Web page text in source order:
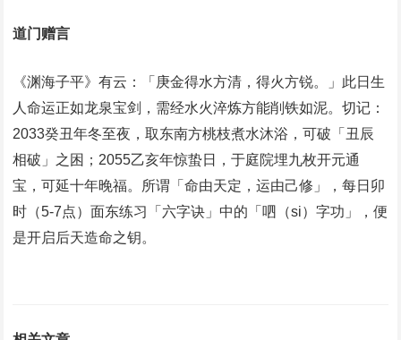
‌道门赠言‌
《渊海子平》有云：「庚金得水方清，得火方锐。」此日生
人命运正如龙泉宝剑，需经水火淬炼方能削铁如泥。切记：
2033癸丑年冬至夜，取东南方桃枝煮水沐浴，可破「丑辰
相破」之困；2055乙亥年惊蛰日，于庭院埋九枚开元通
宝，可延十年晚福。所谓「命由天定，运由己修」，每日卯
时（5-7点）面东练习「六字诀」中的「呬（si）字功」，便
是开启后天造命之钥。